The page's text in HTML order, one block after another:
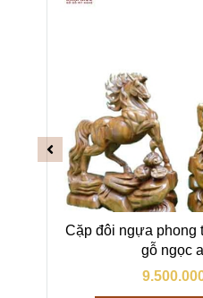
Cặp đôi ngựa phong
gỗ ngọc